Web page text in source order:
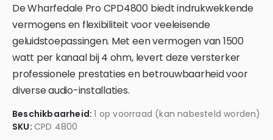
De Wharfedale Pro CPD4800 biedt indrukwekkende
vermogens en flexibiliteit voor veeleisende
geluidstoepassingen. Met een vermogen van 1500
watt per kanaal bij 4 ohm, levert deze versterker
professionele prestaties en betrouwbaarheid voor
diverse audio-installaties.
Beschikbaarheid:1 op voorraad (kan nabesteld worden)
SKU: CPD 4800